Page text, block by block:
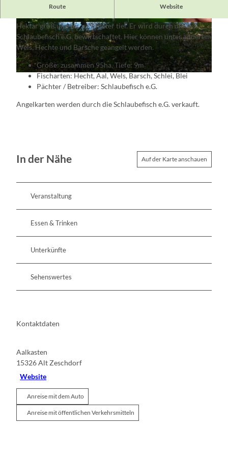
© Info-Punkt Lebus
© Info-Punkt Lebus © Florian Läufer
Route Website
Der Mittelsee ist auch bekannt unter dem Namen
Hektar groß und bis zu 9 Meter tief. Er wird durch die
Schlaubefisch e.G. bewirtschaftet. Hier können unter anderem
Wels, Hechte und Barsche geangelt werden.
Größe: zusammen 95ha, Tiefe: 9m
Fischarten: Hecht, Aal, Wels, Barsch, Schlei, Blei
Pächter / Betreiber: Schlaubefisch e.G.
Angelkarten werden durch die Schlaubefisch e.G. verkauft.
In der Nähe Auf der Karte anschauen
Veranstaltung
Essen & Trinken
Unterkünfte
Sehenswertes
Kontaktdaten
Aalkasten
15326Alt Zeschdorf
Website
Anreise mit dem Auto
Anreise mit öffentlichen Verkehrsmitteln